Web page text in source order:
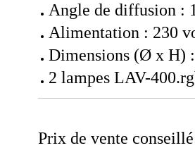
Angle de diffusion :
Alimentation : 230
Dimensions (Ø x H)
2 lampes LAV-
Prix de vente